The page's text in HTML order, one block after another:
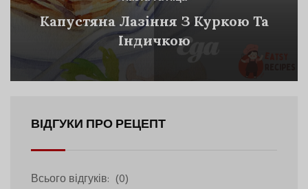
Капустяна Лазіння З Куркою Та
Індичкою
ВІДГУКИ ПРО РЕЦЕПТ
Всього відгуків: (0)